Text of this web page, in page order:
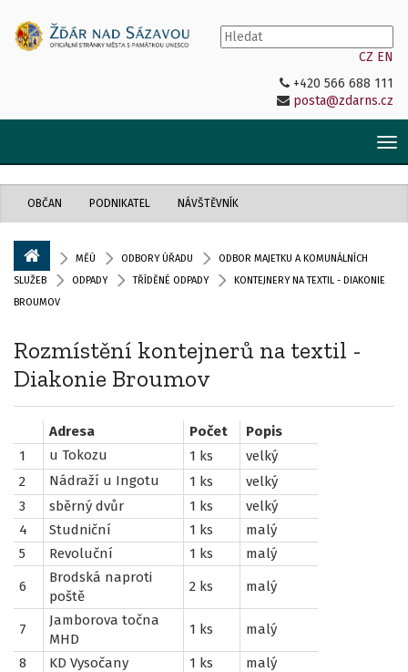
CZ EN
+420 566 688 111
posta@zdarns.cz
OBČAN PODNIKATEL NÁVŠTĚVNÍK
MĚÚ ODBORY ÚŘADU
ODBOR MAJETKU A KOMUNÁLNÍCH
SLUŽEB
ODPADY TŘÍDĚNÉ ODPADY
KONTEJNERY NA TEXTIL - DIAKONIE
BROUMOV
Rozmístění kontejnerů na textil -
Diakonie Broumov
Adresa Počet
Popis
1
u Tokozu 1 ks
velký
2
Nádraží u Ingotu 1 ks
velký
3
sběrný dvůr 1 ks
velký
4
Studniční 1 ks
malý
5
Revoluční 1 ks
malý
6
Brodská naproti
poště
2 ks malý
7
Jamborova točna
MHD
1 ks malý
8 KD Vysočany 1 ks
malý